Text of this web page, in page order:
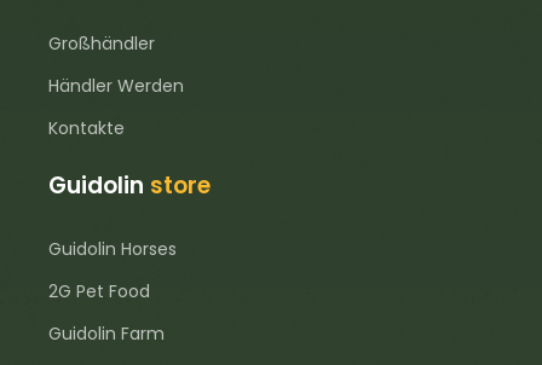
Großhändler
Händler Werden
Kontakte
Guidolin store
Guidolin Horses
2G Pet Food
Guidolin Farm